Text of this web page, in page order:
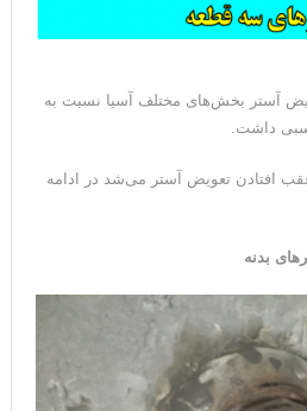
آستر بخش‌های مختلف آسیا نسبت به
داشت.
افتادن تعویض آستر می‌شد در ادامه
بدنه